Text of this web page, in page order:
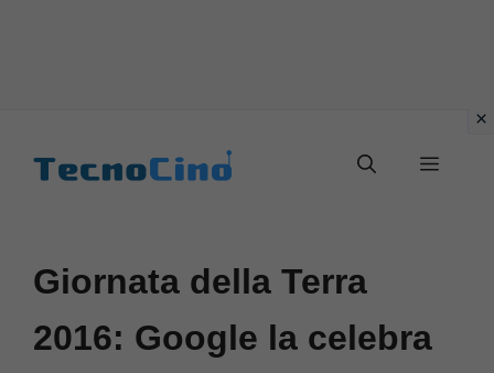
Menu
Giornata della Terra
2016: Google la celebra